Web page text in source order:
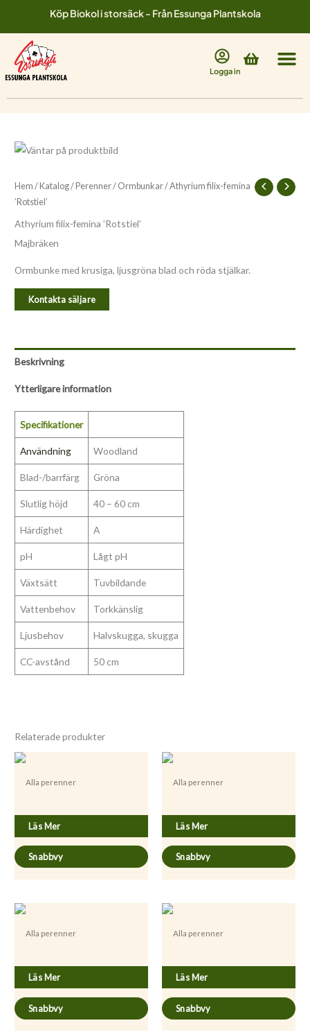
innehåll
Köp Biokol i storsäck - Från Essunga Plantskola
Logga in
Varukorg
Hem / Katalog/ Perenner/ Ormbunkar/ Athyrium filix-femina
’Rotstiel’
Athyrium filix-femina ’Rotstiel’
Majbräken
Ormbunke med krusiga, ljusgröna blad och röda stjälkar.
Kontakta säljare
Beskrivning
Ytterligare information
Specifikationer
Användning Woodland
Blad-/barrfärg Gröna
Slutlig höjd 40 – 60 cm
Härdighet A
pH Lågt pH
Växtsätt Tuvbildande
Vattenbehov Torkkänslig
Ljusbehov Halvskugga, skugga
CC-avstånd 50 cm
Relaterade produkter
Alla perenner
Läs Mer
Snabbvy
Alla perenner
Läs Mer
Snabbvy
Alla perenner
Läs Mer
Snabbvy
Alla perenner
Läs Mer
Snabbvy